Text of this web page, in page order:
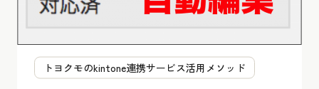
トヨクモのkintone連携サービス活用メソッド